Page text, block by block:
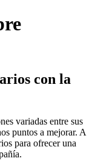
con la
variadas entre sus
puntos a mejorar. A
para ofrecer una